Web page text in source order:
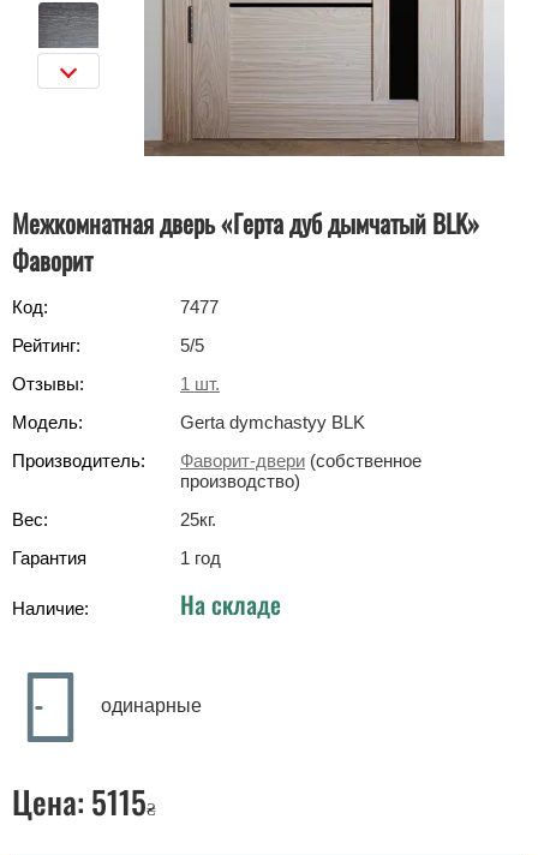
Межкомнатная дверь «Герта дуб дымчатый BLK»
Фаворит
Код:
7477
Рейтинг:
5/5
Отзывы:
1 шт.
Модель:
Gerta dymchastyy BLK
Производитель:
Фаворит-двери (собственное
производство)
Вес:
25кг.
Гарантия
1 год
Наличие: На складе
одинарные
Цена: 5115₴